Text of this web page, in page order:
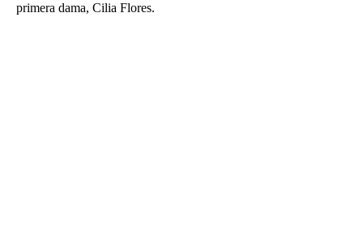
primera dama, Cilia Flores.